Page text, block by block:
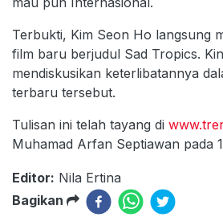
Terbukti, Kim Seon Ho langsung
film baru berjudul Sad Tropics.
mendiskusikan keterlibatannya
terbaru tersebut.
Tulisan ini telah tayang di
Muhamad Arfan Septiawan pada
Editor: Nila Ertina
Bagikan